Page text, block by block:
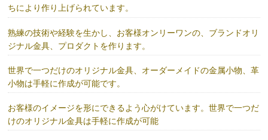
ちにより作り上げられています。
熟練の技術や経験を生かし、お客様オンリーワンの、ブランドオリ
ジナル金具、プロダクトを作ります。
世界で一つだけのオリジナル金具、オーダーメイドの金属小物、革
小物は手軽に作成が可能です。
お客様のイメージを形にできるよう心がけています。世界で一つだ
けのオリジナル金具は手軽に作成が可能